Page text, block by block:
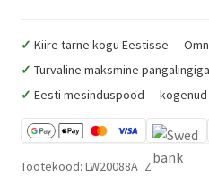
L,
230
✓ Kiire tarne kogu Eestisse —
✓ Turvaline maksmine pangalingiga
✓ Eesti mesinduspood —
Tootekood: LW20088A_Z